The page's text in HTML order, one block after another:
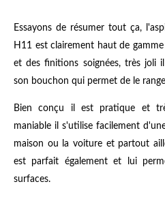
Essayons de résumer tout ça,
H11 est clairement haut de
et des finitions soignées, très joli
son bouchon qui permet de le
Bien conçu il est pratique et
maniable il s'utilise facilement
maison ou la voiture et partout
est parfait également et lui
surfaces.